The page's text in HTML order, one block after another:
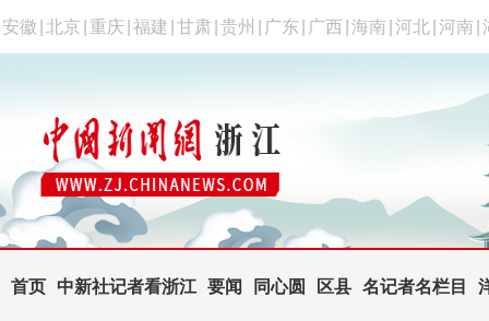
安徽 北京 重庆 福建 甘肃 贵州 广东 广西 海南 河北 河南
首页 中新社记者看浙江 要闻 同心圆 区县 名记者名栏目